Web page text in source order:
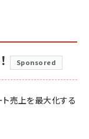
Sponsored
ト売上を最大化する